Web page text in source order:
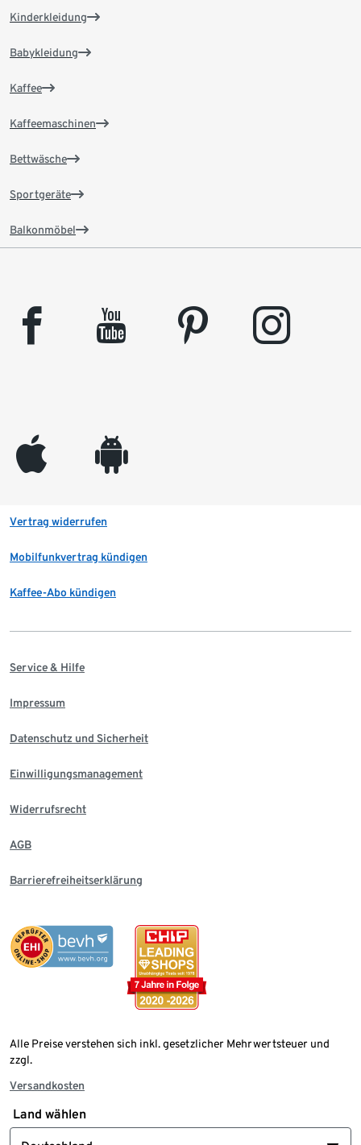
Kinderkleidung
Babykleidung
Kaffee
Kaffeemaschinen
Bettwäsche
Sportgeräte
Balkonmöbel
facebook youtube pinterest instagram
appleinc android
Vertrag widerrufen
Mobilfunkvertrag kündigen
Kaffee-Abo kündigen
Service & Hilfe
Impressum
Datenschutz und Sicherheit
Einwilligungsmanagement
Widerrufsrecht
AGB
Barrierefreiheitserklärung
Alle Preise verstehen sich inkl. gesetzlicher Mehrwertsteuer und
zzgl.
Versandkosten
Land wählen